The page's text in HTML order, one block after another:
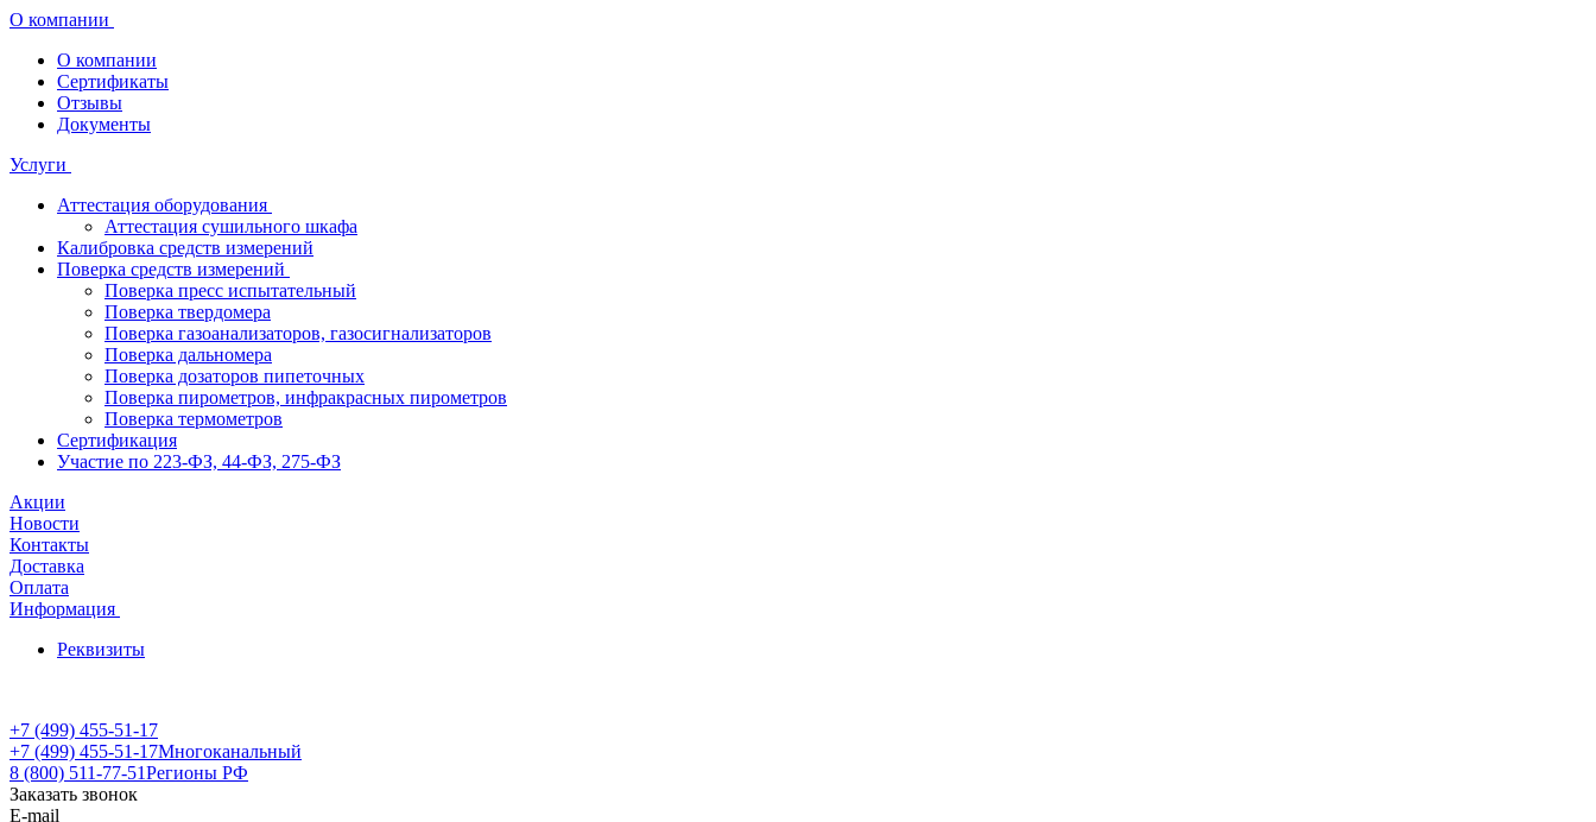
О компании
О компании
Сертификаты
Отзывы
Документы
Услуги
Аттестация оборудования
Аттестация сушильного шкафа
Калибровка средств измерений
Поверка средств измерений
Поверка пресс испытательный
Поверка твердомера
Поверка газоанализаторов, газосигнализаторов
Поверка дальномера
Поверка дозаторов пипеточных
Поверка пирометров, инфракрасных пирометров
Поверка термометров
Сертификация
Участие по 223-ФЗ, 44-ФЗ, 275-ФЗ
Акции
Новости
Контакты
Доставка
Оплата
Информация
Реквизиты
+7 (499) 455-51-17
+7 (499) 455-51-17Многоканальный
8 (800) 511-77-51Регионы РФ
Заказать звонок
E-mail